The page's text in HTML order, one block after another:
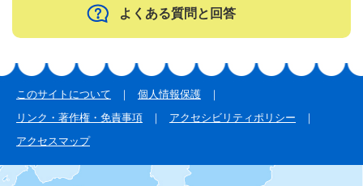
よくある質問と回答
このサイトについて
個人情報保護
リンク・著作権・免責事項
アクセシビリティポリシー
アクセスマップ